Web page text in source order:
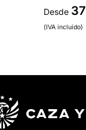
Desde
(IVA incluido)